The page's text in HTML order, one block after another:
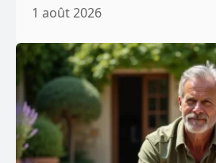
1 août 2026